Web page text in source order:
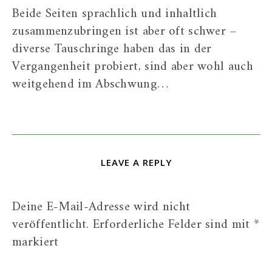
Beide Seiten sprachlich und inhaltlich
zusammenzubringen ist aber oft schwer –
diverse Tauschringe haben das in der
Vergangenheit probiert, sind aber wohl auch
weitgehend im Abschwung…
LEAVE A REPLY
Deine E-Mail-Adresse wird nicht
veröffentlicht. Erforderliche Felder sind mit*
markiert